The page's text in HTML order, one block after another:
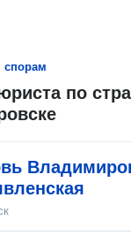
спорам
по